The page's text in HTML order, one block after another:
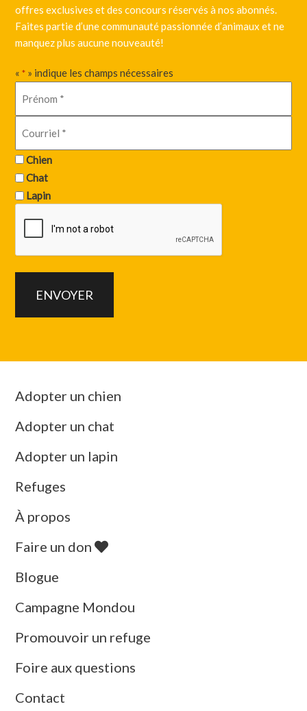
offres exclusives et des concours réservés à nos abonnés.
Faites partie d’une communauté passionnée d’animaux et ne
manquez plus aucune nouveauté!
«* » indique les champs nécessaires
Chien
Chat
Lapin
Adopter un chien
Adopter un chat
Adopter un lapin
Refuges
À propos
Faire un don
Blogue
Campagne Mondou
Promouvoir un refuge
Foire aux questions
Contact